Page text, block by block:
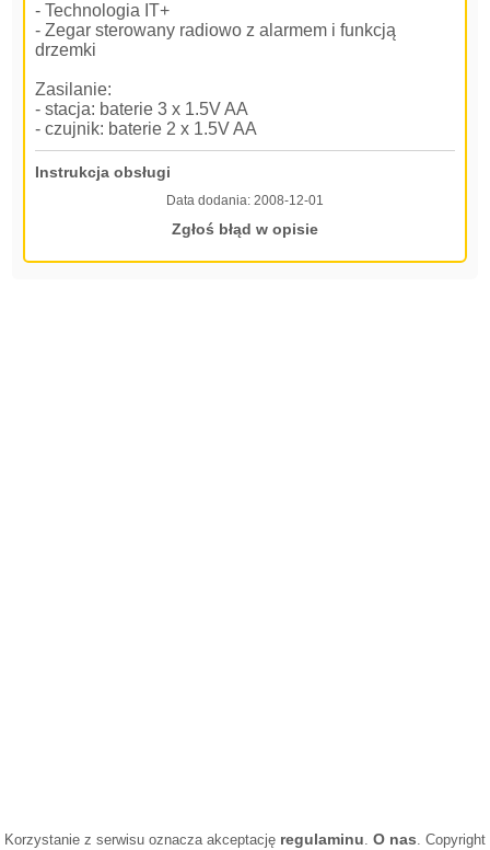
- Technologia IT+
- Zegar sterowany radiowo z alarmem i funkcją
drzemki
Zasilanie:
- stacja: baterie 3 x 1.5V AA
- czujnik: baterie 2 x 1.5V AA
Instrukcja obsługi
Data dodania: 2008-12-01
Zgłoś błąd w opisie
Korzystanie z serwisu oznacza akceptację regulaminu. O nas. Copyright